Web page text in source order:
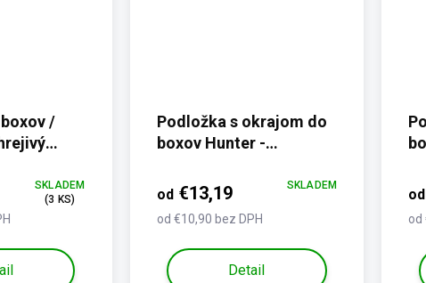
/
SKLADEM
(3 KS)
Podložka s okrajom do
boxov Hunter -
termoizolačná
od €10,90 bez DPH
od€13,19 SKLADEM
Detail
od
od